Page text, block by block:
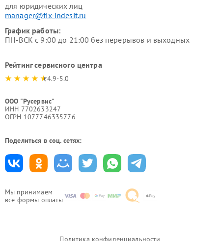
Мы принимаем
все формы оплаты
для юридических лиц
manager@fix-indesit.ru
График работы:
ПН-ВСК с 9:00 до 21:00 без перерывов и выходных
Рейтинг сервисного центра
4.9-5.0
ООО "Русервис"
ИНН 7702633247
ОГРН 1077746335776
Поделиться в соц. сетях:
Политика конфиденциальности